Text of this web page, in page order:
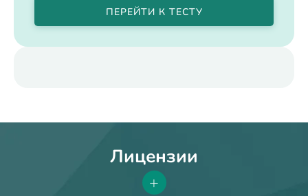
ПЕРЕЙТИ К ТЕСТУ
Лицензии
+